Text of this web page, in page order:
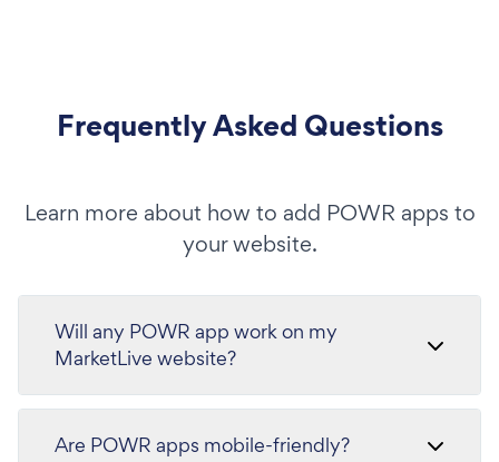
Frequently Asked Questions
Learn more about how to add POWR apps to
your website.
Will any POWR app work on my
MarketLive website?
Are POWR apps mobile-friendly?